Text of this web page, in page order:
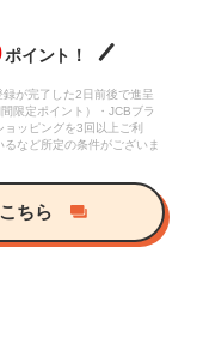
ポイント！
が完了した2日前後で進呈
限定ポイント）・JCBブラ
ッピングを3回以上ご利
など所定の条件がございま
こちら